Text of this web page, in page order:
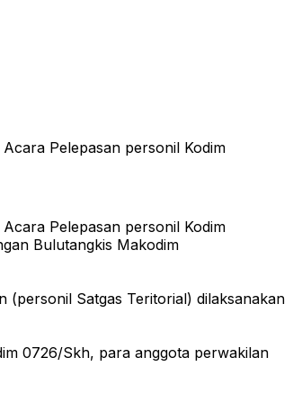
Pelepasan personil Kodim
Pelepasan personil Kodim
Bulutangkis Makodim
Satgas Teritorial) dilaksanakan
0726/Skh, para anggota perwakilan